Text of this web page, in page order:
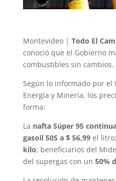
Montevideo | Todo El
conoció que el Gobierno
combustibles sin cambios.
Según lo informado por
Energía y Minería, los
forma:
La nafta Súper 95
gasoil 50S a $ 56,99el
kilo; beneficiarios del
del supergas con un 50%